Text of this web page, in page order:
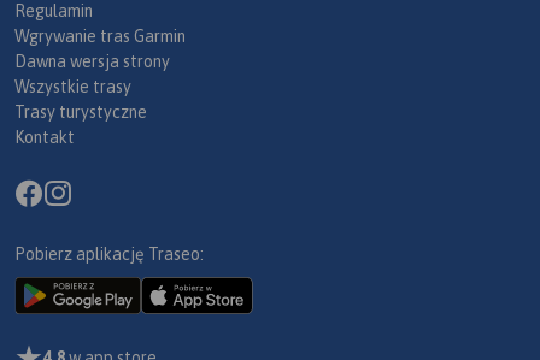
Regulamin
Wgrywanie tras Garmin
Dawna wersja strony
Wszystkie trasy
Trasy turystyczne
Kontakt
Pobierz aplikację Traseo: